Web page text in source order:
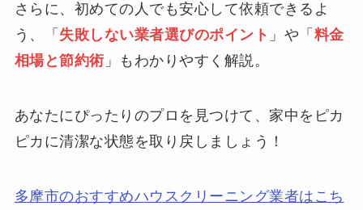
さらに、初めての人でも安心して依頼できるよ
う、「 失敗しない業者選びのポイント 」や「 料金
相場と節約術 」もわかりやすく解説。
あなたにぴったりのプロを見つけて、家中をピカ
ピカに清潔な状態を取り戻しましょう！
多摩市のおすすめハウスクリーニング業者はこち